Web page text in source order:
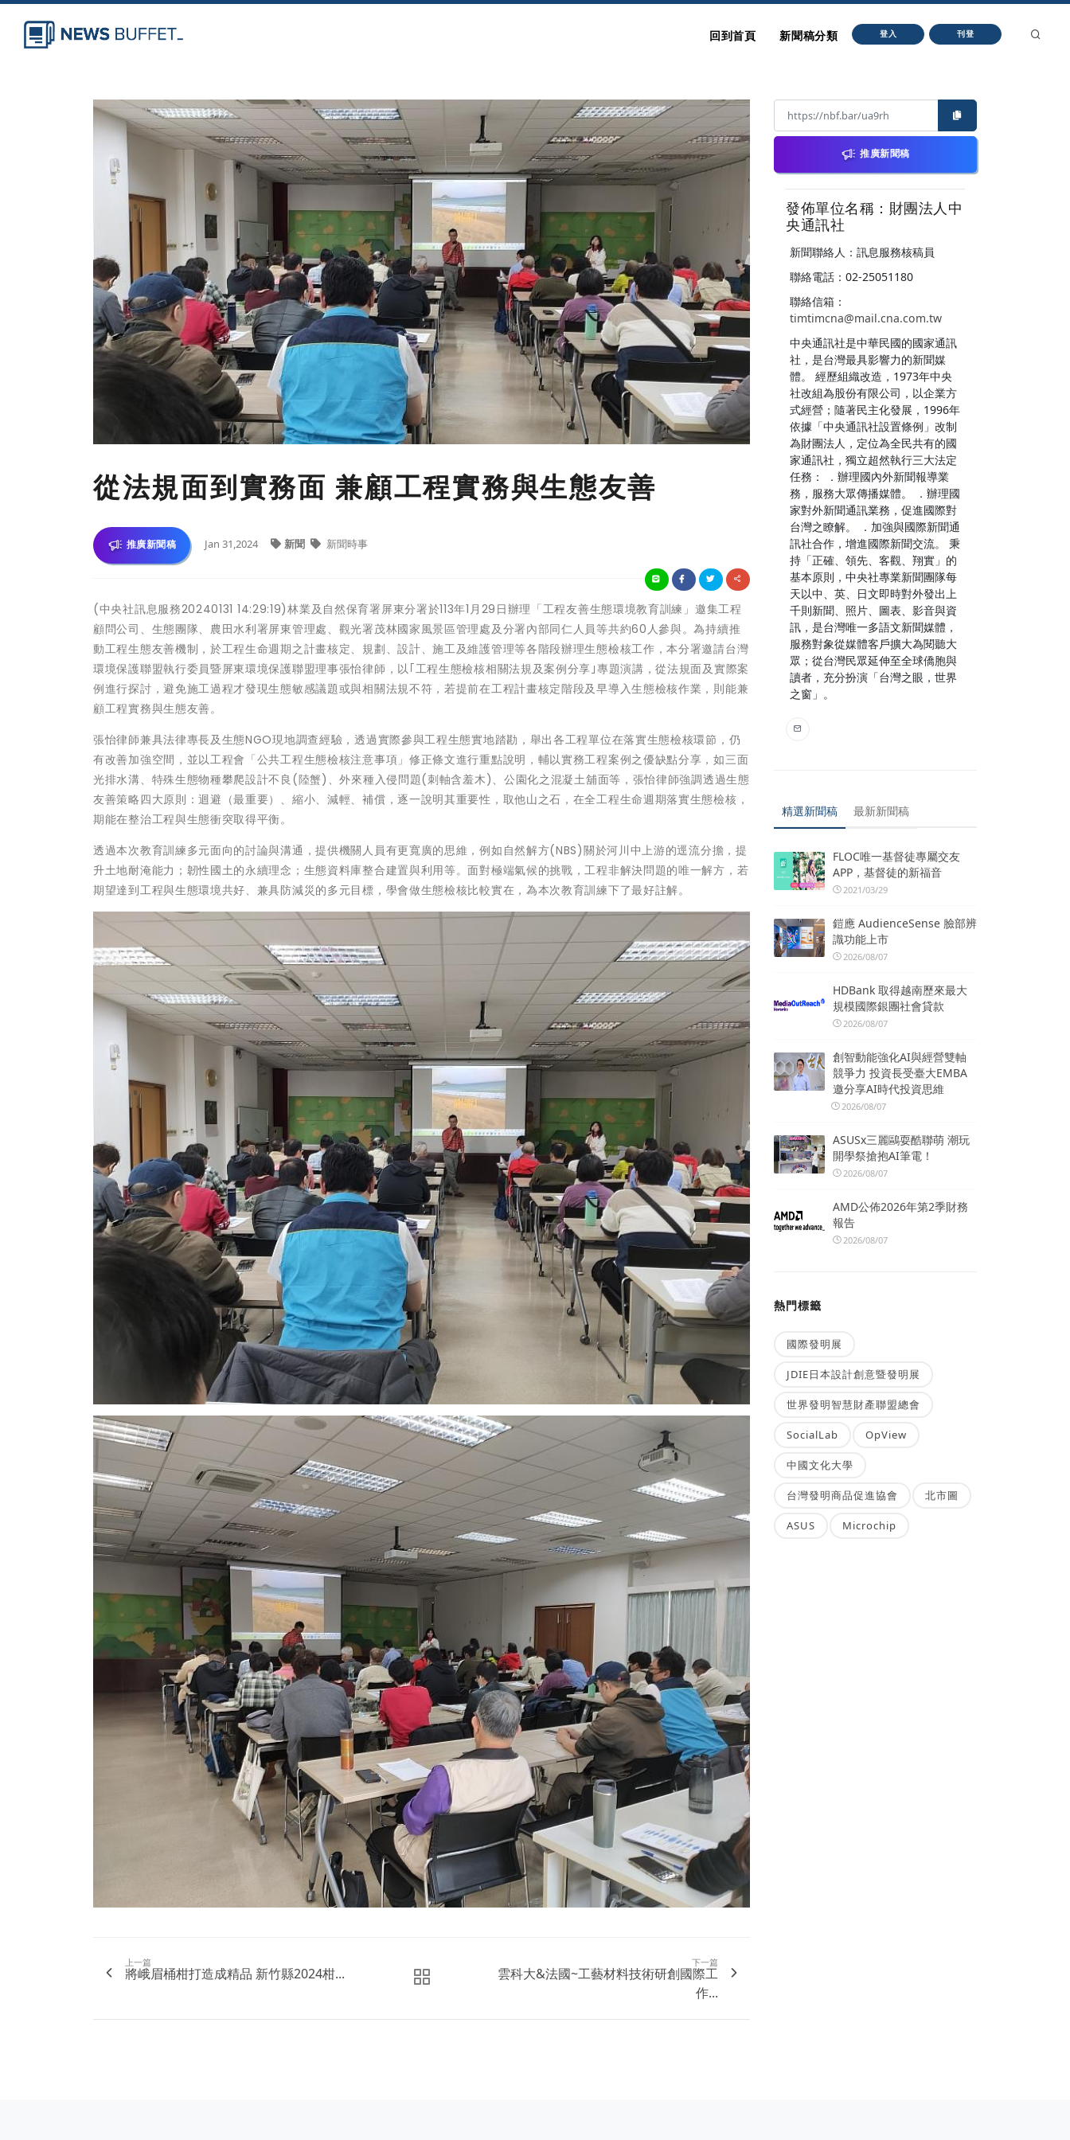
回到首頁 新聞稿分類 登入 刊登
從法規面到實務面 兼顧工程實務與生態友善
推廣新聞稿 Jan 31,2024 新聞 新聞時事
(中央社訊息服務20240131 14:29:19)林業及自然保育署屏東分署於113年1月29日辦理「工程友善生態環境教育訓練」邀集工程
顧問公司、生態團隊、農田水利署屏東管理處、觀光署茂林國家風景區管理處及分署內部同仁人員等共約60人參與。為持續推
動工程生態友善機制，於工程生命週期之計畫核定、規劃、設計、施工及維護管理等各階段辦理生態檢核工作，本分署邀請台灣
環境保護聯盟執行委員暨屏東環境保護聯盟理事張怡律師，以｢工程生態檢核相關法規及案例分享｣專題演講，從法規面及實際案
例進行探討，避免施工過程才發現生態敏感議題或與相關法規不符，若提前在工程計畫核定階段及早導入生態檢核作業，則能兼
顧工程實務與生態友善。
張怡律師兼具法律專長及生態NGO現地調查經驗，透過實際參與工程生態實地踏勘，舉出各工程單位在落實生態檢核環節，仍
有改善加強空間，並以工程會「公共工程生態檢核注意事項」修正條文進行重點說明，輔以實務工程案例之優缺點分享，如三面
光排水溝、特殊生態物種攀爬設計不良(陸蟹)、外來種入侵問題(刺軸含羞木)、公園化之混凝土舖面等，張怡律師強調透過生態
友善策略四大原則：迴避（最重要）、縮小、減輕、補償，逐一說明其重要性，取他山之石，在全工程生命週期落實生態檢核，
期能在整治工程與生態衝突取得平衡。
透過本次教育訓練多元面向的討論與溝通，提供機關人員有更寬廣的思維，例如自然解方(NBS)關於河川中上游的逕流分擔，提
升土地耐淹能力；韌性國土的永續理念；生態資料庫整合建置與利用等。面對極端氣候的挑戰，工程非解決問題的唯一解方，若
期望達到工程與生態環境共好、兼具防減災的多元目標，學會做生態檢核比較實在，為本次教育訓練下了最好註解。
上一篇
將峨眉桶柑打造成精品 新竹縣2024柑...
下一篇
雲科大&法國~工藝材料技術研創國際工
作...
推廣新聞稿
發佈單位名稱：財團法人中
央通訊社
新聞聯絡人：訊息服務核稿員
聯絡電話：02-25051180
聯絡信箱：
timtimcna@mail.cna.com.tw
中央通訊社是中華民國的國家通訊
社，是台灣最具影響力的新聞媒
體。 經歷組織改造，1973年中央
社改組為股份有限公司，以企業方
式經營；隨著民主化發展，1996年
依據「中央通訊社設置條例」改制
為財團法人，定位為全民共有的國
家通訊社，獨立超然執行三大法定
任務： ．辦理國內外新聞報導業
務，服務大眾傳播媒體。 ．辦理國
家對外新聞通訊業務，促進國際對
台灣之瞭解。 ．加強與國際新聞通
訊社合作，增進國際新聞交流。 秉
持「正確、領先、客觀、翔實」的
基本原則，中央社專業新聞團隊每
天以中、英、日文即時對外發出上
千則新聞、照片、圖表、影音與資
訊，是台灣唯一多語文新聞媒體，
服務對象從媒體客戶擴大為閱聽大
眾；從台灣民眾延伸至全球僑胞與
讀者，充分扮演「台灣之眼，世界
之窗」。
精選新聞稿 最新新聞稿
FLOC唯一基督徒專屬交友
APP，基督徒的新福音
2021/03/29
鎧應 AudienceSense 臉部辨
識功能上市
2026/08/07
HDBank 取得越南歷來最大
規模國際銀團社會貸款
2026/08/07
創智動能強化AI與經營雙軸
競爭力 投資長受臺大EMBA
邀分享AI時代投資思維
2026/08/07
ASUSx三麗鷗耍酷聯萌 潮玩
開學祭搶抱AI筆電！
2026/08/07
AMD公佈2026年第2季財務
報告
2026/08/07
熱門標籤
國際發明展
JDIE日本設計創意暨發明展
世界發明智慧財產聯盟總會
SocialLab OpView
中國文化大學
台灣發明商品促進協會 北市圖
ASUS Microchip